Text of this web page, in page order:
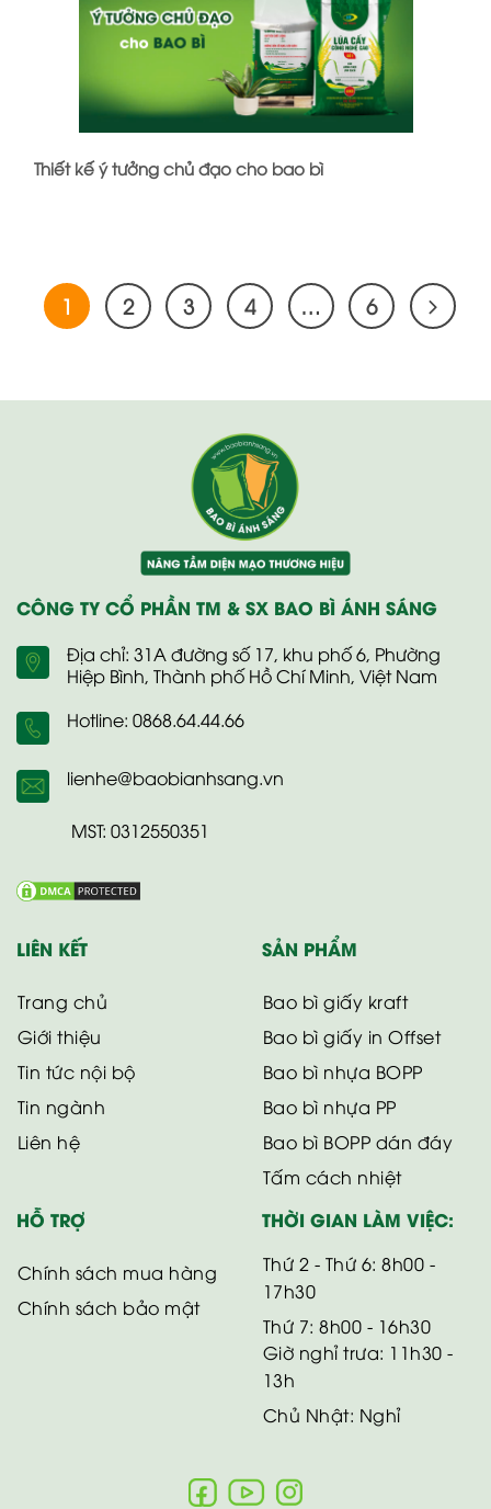
Thiết kế ý tưởng chủ đạo cho bao bì
1 2 3 4 … 6
CÔNG TY CỔ PHẦN TM & SX BAO BÌ ÁNH SÁNG
Địa chỉ: 31A đường số 17, khu phố 6, Phường
Hiệp Bình, Thành phố Hồ Chí Minh, Việt Nam
Hotline: 0868.64.44.66
lienhe@baobianhsang.vn
MST: 0312550351
LIÊN KẾT
Trang chủ
Giới thiệu
Tin tức nội bộ
Tin ngành
Liên hệ
SẢN PHẨM
Bao bì giấy kraft
Bao bì giấy in Offset
Bao bì nhựa BOPP
Bao bì nhựa PP
Bao bì BOPP dán đáy
Tấm cách nhiệt
HỖ TRỢ
Chính sách mua hàng
Chính sách bảo mật
THỜI GIAN LÀM VIỆC:
Thứ 2 - Thứ 6: 8h00 -
17h30
Thứ 7: 8h00 - 16h30
Giờ nghỉ trưa: 11h30 -
13h
Chủ Nhật: Nghỉ